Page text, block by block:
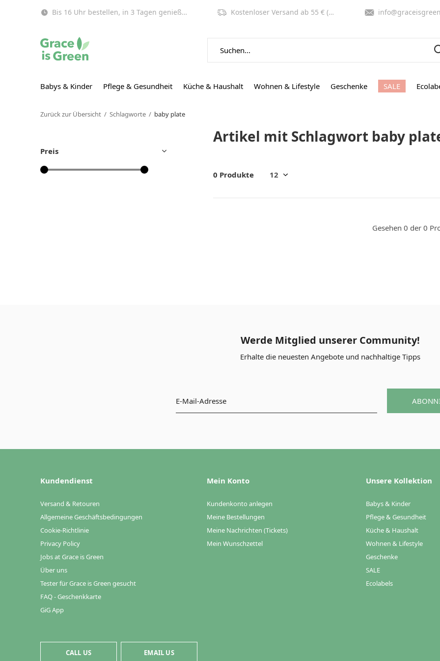
Babys & Kinder Pflege & Gesundheit Küche & Haushalt Wohnen & Lifestyle Geschenke SALE
Bis 16 Uhr bestellen, in 3 Tagen genießen (EU)! Kostenloser Versand ab 55 € (NL, BE) info@graceisgreen.com
Zurück zur Übersicht Schlagworte baby plate
Artikel mit Schlagwort baby
0 Produkte
Gesehen 0 der 0
Preis
Werde Mitglied unserer Community!
Erhalte die neuesten Angebote und nachhaltige Tipps
Kundendienst
Versand & Retouren
Allgemeine Geschäftsbedingungen
Cookie-Richtlinie
Privacy Policy
Jobs at Grace is Green
Über uns
Tester für Grace is Green gesucht
FAQ - Geschenkkarte
GiG App
Mein Konto
Kundenkonto anlegen
Meine Bestellungen
Meine Nachrichten (Tickets)
Mein Wunschzettel
Unsere Kollektion
Babys & Kinder
Pflege & Gesundheit
Küche & Haushalt
Wohnen & Lifestyle
Geschenke
SALE
Ecolabels
CALL US EMAIL US